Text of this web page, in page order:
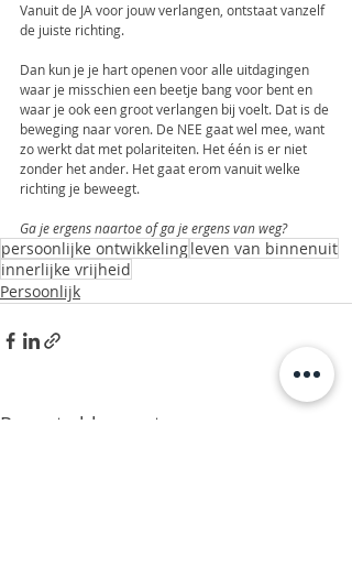
Vanuit de JA voor jouw verlangen, ontstaat vanzelf
de juiste richting.
Dan kun je je hart openen voor alle uitdagingen
waar je misschien een beetje bang voor bent en
waar je ook een groot verlangen bij voelt. Dat is de
beweging naar voren. De NEE gaat wel mee, want
zo werkt dat met polariteiten. Het één is er niet
zonder het ander. Het gaat erom vanuit welke
richting je beweegt.
Ga je ergens naartoe of ga je ergens van weg?
persoonlijke ontwikkelingleven van binnenuit
innerlijke vrijheid
Persoonlijk
Recente blogposts